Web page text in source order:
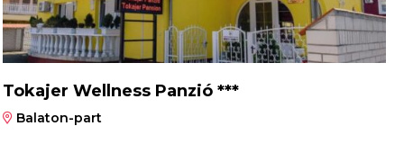
Tokajer Wellness Panzió ***
Balaton-part